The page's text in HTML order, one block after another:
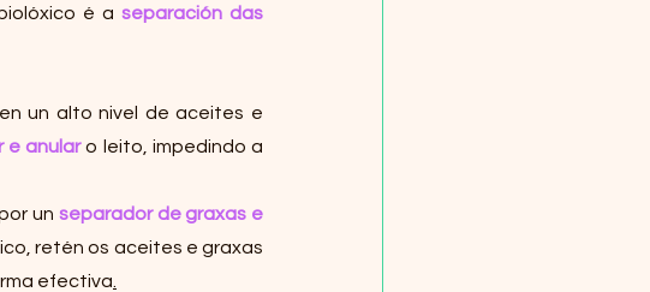
é a separación das
un alto nivel de aceites e
e anular o leito, impedindo a
un separador de graxas e
retén os aceites e graxas
efectiva